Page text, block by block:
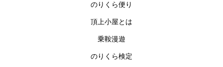
のりくら便り
頂上小屋とは
乗鞍漫遊
のりくら検定